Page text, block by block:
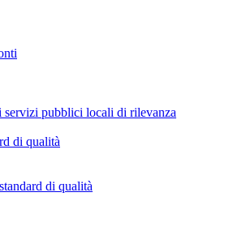
servizi pubblici locali di rilevanza
di qualità
di qualità